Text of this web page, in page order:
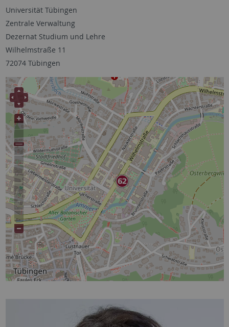
Universität Tübingen
Zentrale Verwaltung
Dezernat Studium und Lehre
Wilhelmstraße 11
72074 Tübingen